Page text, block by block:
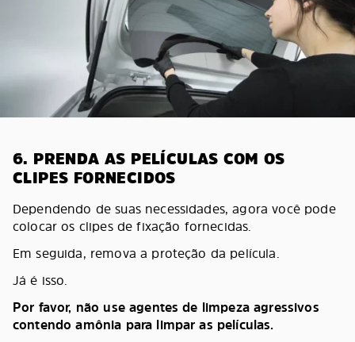
6. PRENDA AS PELÍCULAS COM OS
CLIPES FORNECIDOS
Dependendo de suas necessidades, agora você pode
colocar os clipes de fixação fornecidas.
Em seguida, remova a proteção da película.
Já é isso.
Por favor, não use agentes de limpeza agressivos
contendo amônia para limpar as películas.